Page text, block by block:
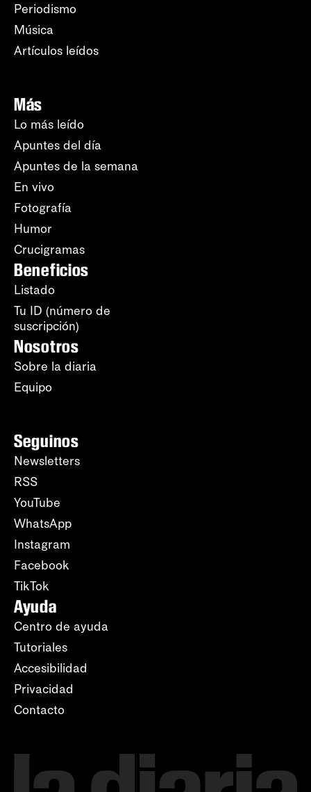
Periodismo
Música
Artículos leídos
Más
Lo más leído
Apuntes del día
Apuntes de la semana
En vivo
Fotografía
Humor
Crucigramas
Beneficios
Listado
Tu ID (número de
suscripción)
Nosotros
Sobre la diaria
Equipo
Seguinos
Newsletters
RSS
YouTube
WhatsApp
Instagram
Facebook
TikTok
Ayuda
Centro de ayuda
Tutoriales
Accesibilidad
Privacidad
Contacto